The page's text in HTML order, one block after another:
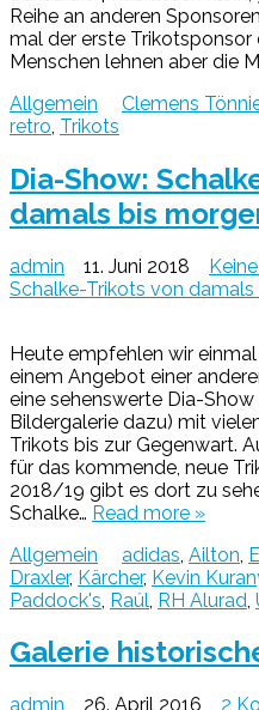
Reihe an anderen
mal der erste Trikotsponsor
Menschen lehnen aber die
Allgemein
Clemens
retro Trikots
Dia-Show:
damals bis
admin 11. Juni 2018
Schalke-Trikots von
Heute empfehlen wir
einem Angebot einer
eine sehenswerte Dia-
Bildergalerie dazu) mit
Trikots bis zur Gegenwart.
für das kommende, neue
2018/19 gibt es dort zu
Schalke… Read more »
Allgemein
adidas Ailton
Draxler, Kärcher, Kevin
Paddock's Raúl RH Alurad
Galerie
admin 26. April 2016 2